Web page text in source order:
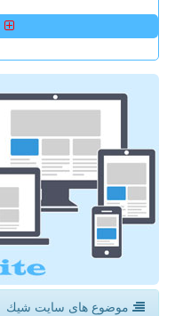
موضوع های سایت شیك